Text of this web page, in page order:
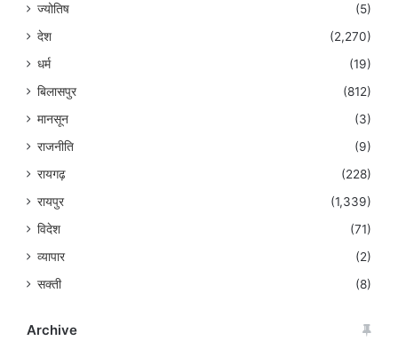
ज्योतिष
(5)
देश
(2,270)
धर्म
(19)
बिलासपुर
(812)
मानसून
(3)
राजनीति
(9)
रायगढ़
(228)
रायपुर
(1,339)
विदेश
(71)
व्यापार
(2)
सक्ती
(8)
Archive